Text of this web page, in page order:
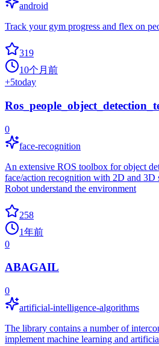
android
Track your gym progress and flex on
319
10个月前
+5today
0
face-recognition
An extensive ROS toolbox for object
face/action recognition with 2D and 3D
Robot understand the environment
258
1年前
0
ABAGAIL
0
artificial-intelligence-algorithms
The library contains a number of
implement machine learning and